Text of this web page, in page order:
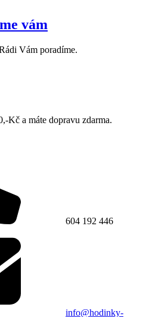
vám
Vám poradíme.
Kč a máte dopravu zdarma.
604 192 446
info@hodinky-